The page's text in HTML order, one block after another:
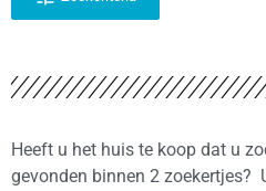
Heeft u het huis te koop dat u
gevonden binnen 2 zoekertjes?